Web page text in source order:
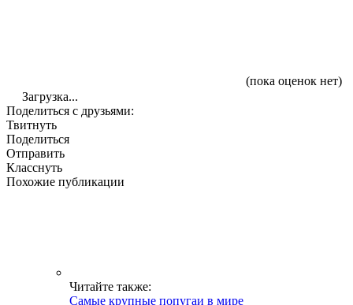
(пока оценок нет)
Загрузка...
Поделиться с друзьями:
Твитнуть
Поделиться
Отправить
Класснуть
Похожие публикации
Читайте также:
Самые крупные попугаи в мире